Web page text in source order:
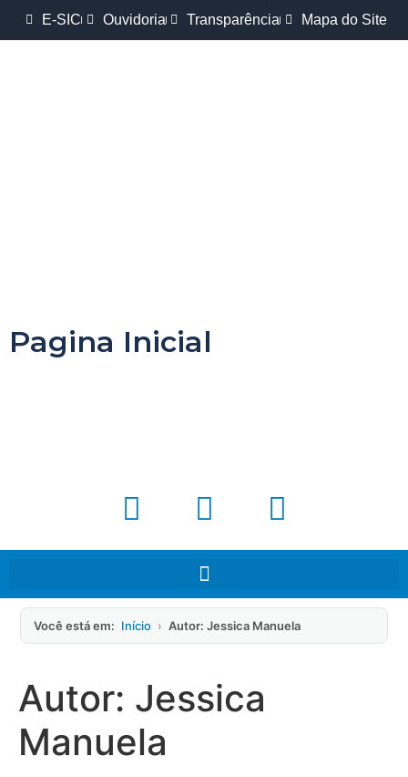
E-SIC Ouvidoria Transparência Mapa do Site
Pagina Inicial
Você está em: Início › Autor: Jessica Manuela
Autor: Jessica
Manuela